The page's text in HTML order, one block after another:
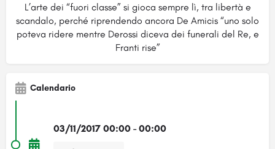
L’arte dei “fuori classe” si gioca sempre lì, tra libertà e
scandalo, perché riprendendo ancora De Amicis “uno solo
poteva ridere mentre Derossi diceva dei funerali del Re, e
Franti rise”
Calendario
03/11/2017 00:00 - 00:00